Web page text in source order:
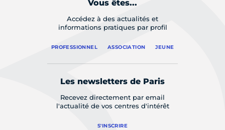
Vous êtes...
Accédez à des actualités et
informations pratiques par profil
PROFESSIONNEL ASSOCIATION JEUNE
Les newsletters de Paris
Recevez directement par email
l'actualité de vos centres d'intérêt
S'INSCRIRE